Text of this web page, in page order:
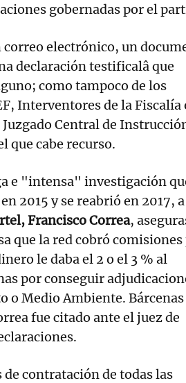
gobernadas por el
electrónico, un
declaración testificalâ que
como tampoco de los
Interventores de la Fiscalía
Central de
que cabe recurso.
e "intensa" investigación
2015 y se reabrió en 2017,
Francisco Correa,
que la red cobró
le daba el 2 o el 3 % al
por conseguir
o Medio Ambiente. Bárcenas
fue citado ante el juez de
contratación de todas las